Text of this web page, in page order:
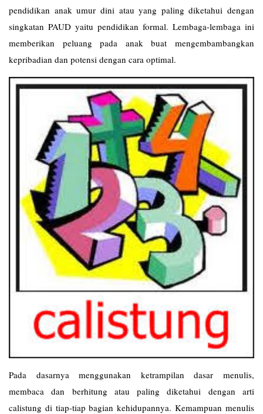
pendidikan anak umur dini atau yang paling diketahui dengan
singkatan PAUD yaitu pendidikan formal. Lembaga-lembaga ini
memberikan peluang pada anak buat mengembambangkan
kepribadian dan potensi dengan cara optimal.
Pada dasarnya menggunakan ketrampilan dasar menulis,
membaca dan berhitung atau paling diketahui dengan arti
calistung di tiap-tiap bagian kehidupannya. Kemampuan menulis